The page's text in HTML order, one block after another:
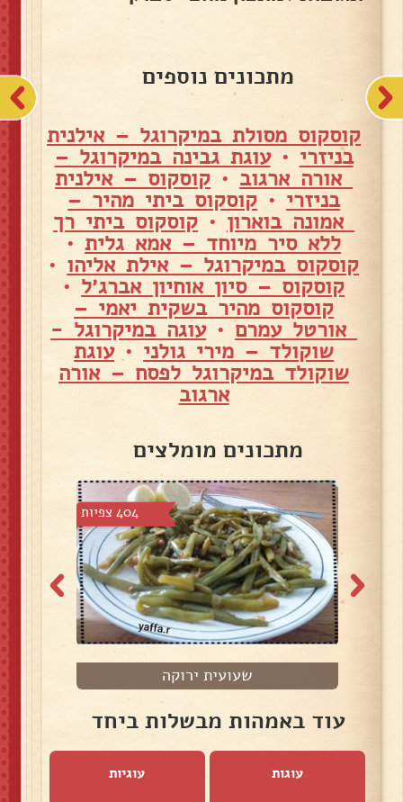
מתכונים נוספים
קוסקוס מסולת במיקרוגל – אילנית
בניזרי •עוגת גבינה במיקרוגל –
אורה ארגוב • קוסקוס – אילנית
בניזרי • קוסקוס ביתי מהיר –
אמונה בוארון • קוסקוס ביתי רך
ללא סיר מיוחד – אמא גלית•
קוסקוס במיקרוגל – אילת אליהו •
קוסקוס – סיון אוחיון אברג׳ל •
קוסקוס מהיר בשקית יאמי –
אורטל עמרם•עוגה במיקרוגל -
שוקולד – מירי גולני •עוגת
שוקולד במיקרוגל לפסח – אורה
ארגוב
מתכונים מומלצים
404 צפיות
שעועית ירוקה
עוד באמהות מבשלות ביחד
עוגות עוגיות